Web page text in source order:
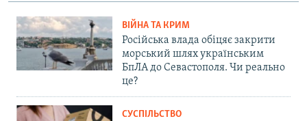
ВІЙНА ТА КРИМ
Російська влада обіцяє закрити
морський шлях українським
БпЛА до Севастополя. Чи реально
це?
СУСПІЛЬСТВО